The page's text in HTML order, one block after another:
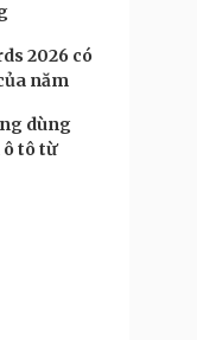
2026 có
năm
dùng
tô từ